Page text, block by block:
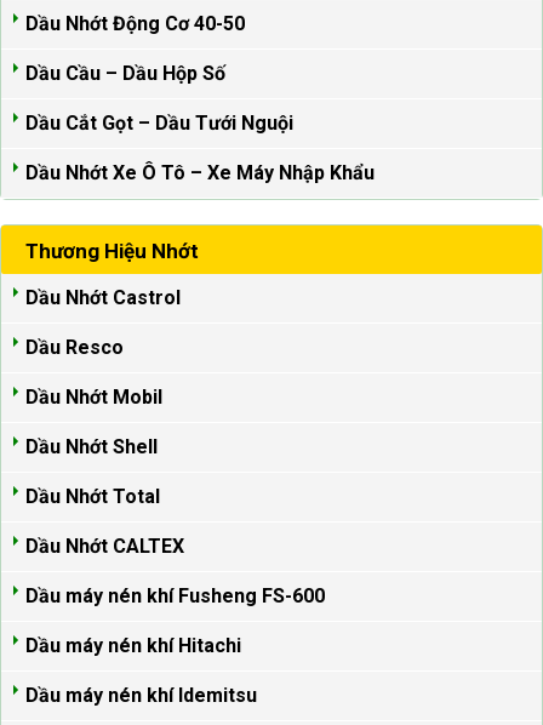
Dầu Nhớt Động Cơ 40-50
Dầu Cầu – Dầu Hộp Số
Dầu Cắt Gọt – Dầu Tưới Nguội
Dầu Nhớt Xe Ô Tô – Xe Máy Nhập Khẩu
Thương Hiệu Nhớt
Dầu Nhớt Castrol
Dầu Resco
Dầu Nhớt Mobil
Dầu Nhớt Shell
Dầu Nhớt Total
Dầu Nhớt CALTEX
Dầu máy nén khí Fusheng FS-600
Dầu máy nén khí Hitachi
Dầu máy nén khí Idemitsu